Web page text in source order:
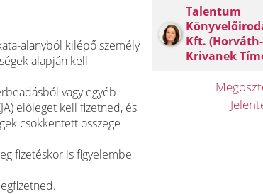
alanyból kilépő személy
alapján kell
vagy egyéb
előleget kell fizetned, és
csökkentett összege
fizetéskor is figyelembe
Talentum
Kft. (Horváth-
Krivanek